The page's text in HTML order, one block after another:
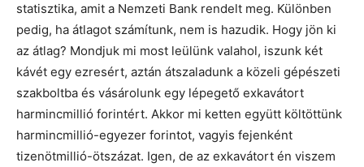
statisztika, amit a Nemzeti Bank rendelt meg. Különben
pedig, ha átlagot számítunk, nem is hazudik. Hogy jön ki
az átlag? Mondjuk mi most leülünk valahol, iszunk két
kávét egy ezresért, aztán átszaladunk a közeli gépészeti
szakboltba és vásárolunk egy lépegető exkavátort
harmincmillió forintért. Akkor mi ketten együtt költöttünk
harmincmillió-egyezer forintot, vagyis fejenként
tizenötmillió-ötszázat. Igen, de az exkavátort én viszem